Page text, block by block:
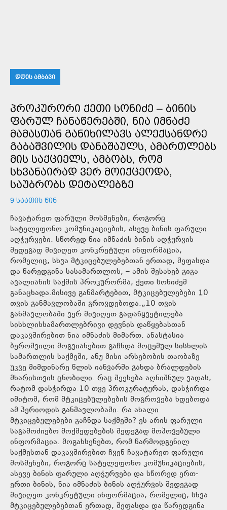
ᲓᲦᲘᲡ ᲐᲛᲑᲐᲕᲘ
ᲞᲠᲝᲙᲣᲠᲝᲠᲘ ᲥᲔᲗᲘ ᲡᲝᲜᲘᲫᲔ – ᲑᲘᲜᲘᲡ
ᲤᲐᲠᲣᲚ ᲩᲐᲜᲐᲬᲔᲠᲔᲑᲨᲘ, ᲜᲘᲐ ᲘᲛᲜᲐᲫᲔ
ᲛᲐᲛᲐᲡᲗᲐᲜ ᲒᲐᲜᲘᲮᲘᲚᲐᲕᲡ ᲐᲚᲔᲥᲡᲐᲜᲓᲠᲔ
ᲒᲐᲑᲐᲨᲕᲘᲚᲘᲡ ᲓᲐᲜᲐᲨᲐᲣᲚᲡ, ᲐᲛᲐᲠᲗᲚᲔᲑᲡ
ᲛᲘᲡ ᲡᲐᲥᲪᲘᲔᲚᲡ, ᲐᲛᲑᲝᲑᲡ, ᲠᲝᲛ
ᲡᲮᲕᲐᲜᲐᲘᲠᲐᲓ ᲕᲔᲠ ᲛᲝᲘᲥᲪᲔᲝᲓᲐ,
ᲡᲐᲣᲑᲠᲝᲑᲡ ᲓᲔᲢᲐᲚᲔᲑᲖᲔ
9 ᲡᲐᲐᲗᲘᲡ ᲬᲘᲜ
ჩავატარეთ ფარული მოსმენები, როგორც
სატელეფონო კომუნიკაციების, ასევე ბინის ფარული
აღჭურვები. სწორედ ნია იმნაძის ბინის აღჭურვის
შედეგად მივიღეთ კონკრეტული ინფორმაცია,
რომელიც, სხვა მტკიცებულებებთან ერთად, შეფასდა
და წარედგინა სასამართლოს, – ამის შესახებ გიგა
ავალიანის საქმის პროკურორმა, ქეთი სონიძემ
განაცხადა.მისივე განმარტებით, მტკიცებულებები 10
თვის განმავლობაში გროვდებოდა.„10 თვის
განმავლობაში ვერ მივიღეთ გადაწყვეტილება
სისხლისსამართლებრივი დევნის დაწყებასთან
დაკავშირებით ნია იმნაძის მიმართ. ანასტასია
ბეროშვილი მოგვიანებით გაჩნდა მოცემულ სისხლის
სამართლის საქმეში, ანუ მისი არსებობის თაობაზე
უკვე მიმდინარე წლის იანვარში გახდა ბრალდების
მხარისთვის ცნობილი. რაც შეეხება აღნიშნულ ვადას,
რატომ დასჭირდა 10 თვე პროკურატურას, დასჭირდა
იმიტომ, რომ მტკიცებულებების მოგროვება ხდებოდა
ამ პერიოდის განმავლობაში. რა ახალი
მტკიცებულებები გაჩნდა საქმეში? ეს არის ფარული
საგამოძიებო მოქმედებების შედეგად მოპოვებული
ინფორმაცია. მოგახსენებთ, რომ წარმოდგენილ
საქმესთან დაკავშირებით ჩვენ ჩავატარეთ ფარული
მოსმენები, როგორც სატელეფონო კომუნიკაციების,
ასევე ბინის ფარული აღჭურვები და სწორედ ერთ-
ერთი ბინის, ნია იმნაძის ბინის აღჭურვის შედეგად
მივიღეთ კონკრეტული ინფორმაცია, რომელიც, სხვა
მტკიცებულებებთან ერთად, შეფასდა და წარედგინა